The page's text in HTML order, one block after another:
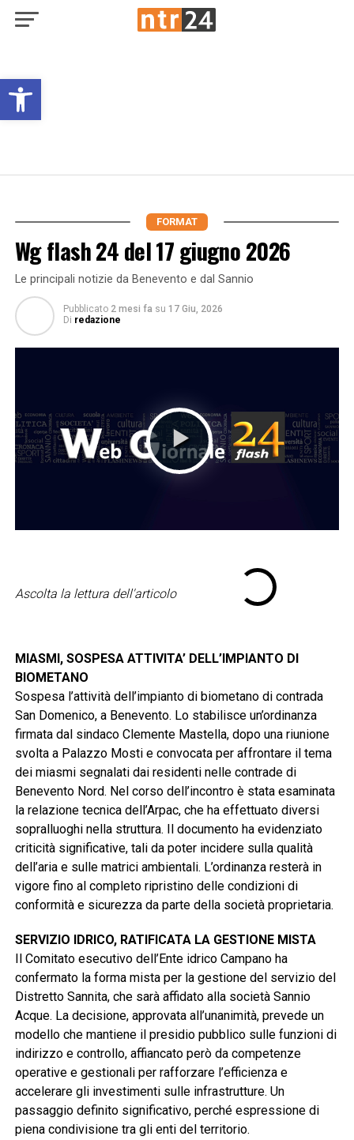
Open toolbar
FORMAT
Wg flash 24 del 17 giugno 2026
Le principali notizie da Benevento e dal Sannio
Pubblicato 2 mesi fa su 17 Giu, 2026
Di redazione
Ascolta la lettura dell'articolo
MIASMI, SOSPESA ATTIVITA’ DELL’IMPIANTO DI
BIOMETANO
Sospesa l’attività dell’impianto di biometano di contrada
San Domenico, a Benevento. Lo stabilisce un’ordinanza
firmata dal sindaco Clemente Mastella, dopo una riunione
svolta a Palazzo Mosti e convocata per affrontare il tema
dei miasmi segnalati dai residenti nelle contrade di
Benevento Nord. Nel corso dell’incontro è stata esaminata
la relazione tecnica dell’Arpac, che ha effettuato diversi
sopralluoghi nella struttura. Il documento ha evidenziato
criticità significative, tali da poter incidere sulla qualità
dell’aria e sulle matrici ambientali. L’ordinanza resterà in
vigore fino al completo ripristino delle condizioni di
conformità e sicurezza da parte della società proprietaria.
SERVIZIO IDRICO, RATIFICATA LA GESTIONE MISTA
Il Comitato esecutivo dell’Ente idrico Campano ha
confermato la forma mista per la gestione del servizio del
Distretto Sannita, che sarà affidato alla società Sannio
Acque. La decisione, approvata all’unanimità, prevede un
modello che mantiene il presidio pubblico sulle funzioni di
indirizzo e controllo, affiancato però da competenze
operative e gestionali per rafforzare l’efficienza e
accelerare gli investimenti sulle infrastrutture. Un
passaggio definito significativo, perché espressione di
piena condivisione tra gli enti del territorio.